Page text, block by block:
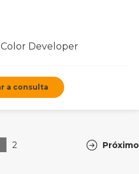
Color Developer
a consulta
2 Próximo